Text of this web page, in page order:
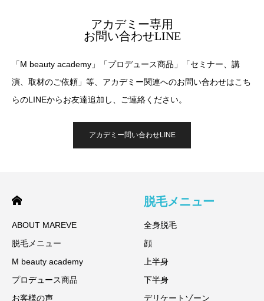
アカデミー専用
お問い合わせLINE
「M beauty academy」「プロデュース商品」「セミナー、講
演、取材のご依頼」等、アカデミー関連へのお問い合わせはこち
らのLINEからお友達追加し、ご連絡ください。
アカデミー問い合わせLINE
ABOUT MAREVE
脱毛メニュー
M beauty academy
プロデュース商品
お客様の声
脱毛メニュー
全身脱毛
顔
上半身
下半身
デリケートゾーン